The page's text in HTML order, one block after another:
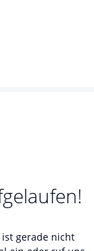
gerade nicht